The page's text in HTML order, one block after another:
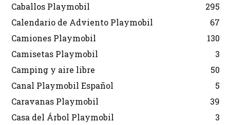
Caballos Playmobil
295
Calendario de Adviento Playmobil
67
Camiones Playmobil
130
Camisetas Playmobil
3
Camping y aire libre
50
Canal Playmobil Español
5
Caravanas Playmobil
39
Casa del Árbol Playmobil
3